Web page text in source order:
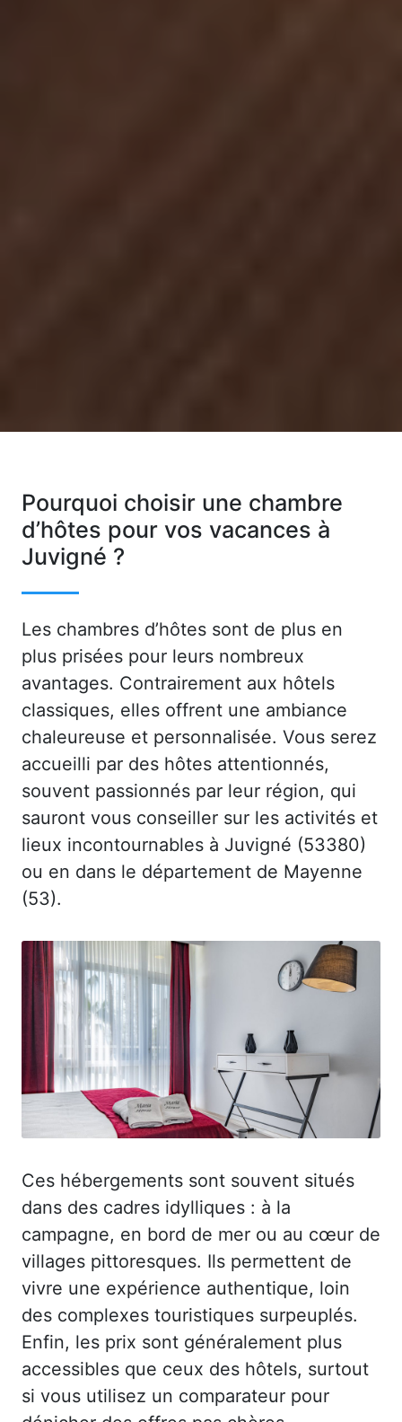
Pourquoi choisir une chambre
d’hôtes pour vos vacances à
Juvigné ?
Les chambres d’hôtes sont de plus en
plus prisées pour leurs nombreux
avantages. Contrairement aux hôtels
classiques, elles offrent une ambiance
chaleureuse et personnalisée. Vous serez
accueilli par des hôtes attentionnés,
souvent passionnés par leur région, qui
sauront vous conseiller sur les activités et
lieux incontournables à Juvigné (53380)
ou en dans le département de Mayenne
(53).
Ces hébergements sont souvent situés
dans des cadres idylliques : à la
campagne, en bord de mer ou au cœur de
villages pittoresques. Ils permettent de
vivre une expérience authentique, loin
des complexes touristiques surpeuplés.
Enfin, les prix sont généralement plus
accessibles que ceux des hôtels, surtout
si vous utilisez un comparateur pour